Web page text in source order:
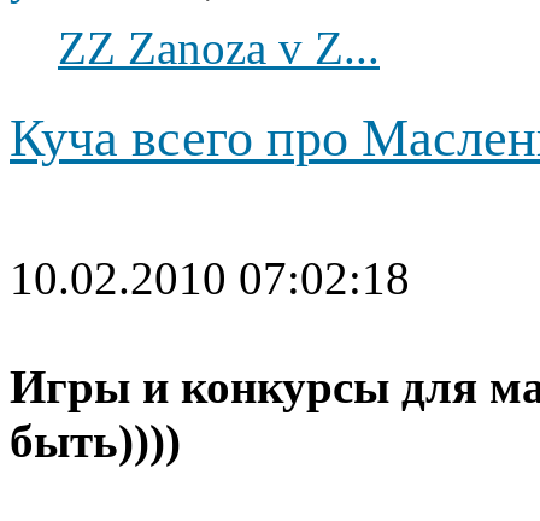
ZZ Zanoza v Z...
Куча всего про
10.02.2010 07:02:18
Игры и конкурсы для
быть))))